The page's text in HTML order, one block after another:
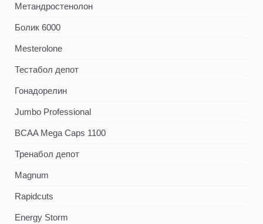
Метандростенолон
Болик 6000
Mesterolone
Тестабол депот
Гонадорелин
Jumbo Professional
BCAA Mega Caps 1100
Тренабол депот
Magnum
Rapidcuts
Energy Storm